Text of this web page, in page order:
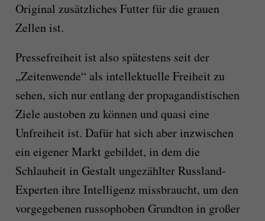
Original zusätzliches Futter für die grauen
Zellen ist.
Pressefreiheit ist also spätestens seit der
„Zeitenwende“ als intellektuelle Freiheit zu
sehen, sich nur entlang der propagandistischen
Ziele austoben zu können und quasi eine
Unfreiheit ist. Dafür hat sich aber inzwischen
ein eigener Markt gebildet, in dem die
Schlauheit in Gestalt ungezählter Russland-
Experten ihre Intelligenz missbraucht, um den
vorgegebenen russophoben Grundton in großer